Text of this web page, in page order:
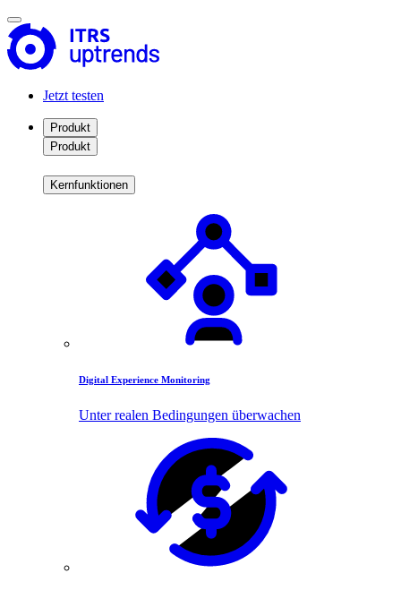
Jetzt testen
Produkt
Produkt
Kernfunktionen
Digital Experience Monitoring
Unter realen Bedingungen überwachen